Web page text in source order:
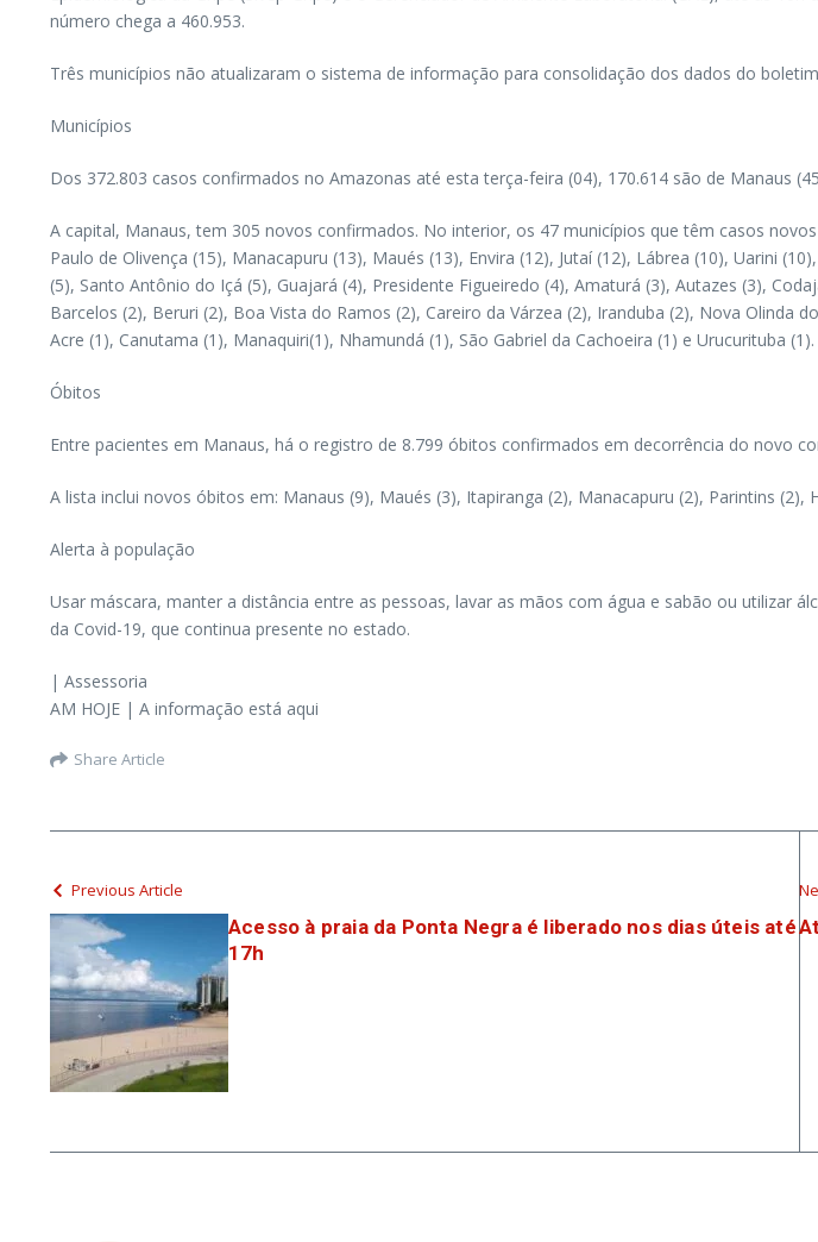
número chega a 460.953.
Três municípios não atualizaram o sistema de informação para consolidação dos dados do
Municípios
Dos 372.803 casos confirmados no Amazonas até esta terça-feira (04), 170.614 são de Manaus
A capital, Manaus, tem 305 novos confirmados. No interior, os 47 municípios que têm casos
Paulo de Olivença (15), Manacapuru (13), Maués (13), Envira (12), Jutaí (12), Lábrea (10), Uarini
(5), Santo Antônio do Içá (5), Guajará (4), Presidente Figueiredo (4), Amaturá (3), Autazes (3),
Barcelos (2), Beruri (2), Boa Vista do Ramos (2), Careiro da Várzea (2), Iranduba (2), Nova
Acre (1), Canutama (1), Manaquiri(1), Nhamundá (1), São Gabriel da Cachoeira (1) e Urucurituba (1).
Óbitos
Entre pacientes em Manaus, há o registro de 8.799 óbitos confirmados em decorrência do novo
A lista inclui novos óbitos em: Manaus (9), Maués (3), Itapiranga (2), Manacapuru (2), Parintins (2),
Alerta à população
Usar máscara, manter a distância entre as pessoas, lavar as mãos com água e sabão ou utilizar
da Covid-19, que continua presente no estado.
| Assessoria
AM HOJE | A informação está aqui
Share Article
Previous Article
Acesso à praia da Ponta Negra é liberado nos dias úteis até
17h